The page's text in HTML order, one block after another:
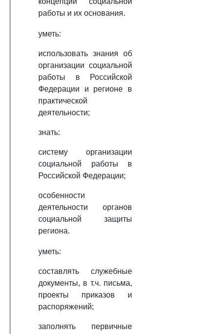
работы и их основания.
уметь:
использовать знания об
организации социальной
работы в Российской
Федерации и регионе в
практической
деятельности;
знать:
систему организации
социальной работы в
Российской Федерации;
особенности
деятельности органов
социальной защиты
региона.
уметь:
составлять служебные
документы, в т.ч. письма,
проекты приказов и
распоряжений;
заполнять первичные